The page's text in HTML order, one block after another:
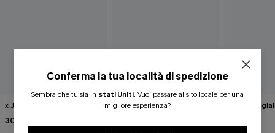
x JJD La Playa Bikini Set
30,00 €
Set bikini giallo Boat Energy Set bikini
Conferma la tua località di spedizione
Sembra che tu sia in stati Uniti. Vuoi passare al sito locale per una
migliore esperienza?